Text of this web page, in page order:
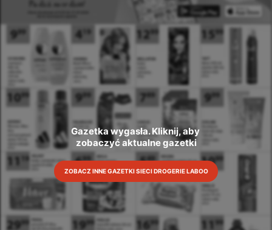
Gazetka wygasła. Kliknij, aby
zobaczyć aktualne gazetki
ZOBACZ INNE GAZETKI SIECI DROGERIE LABOO